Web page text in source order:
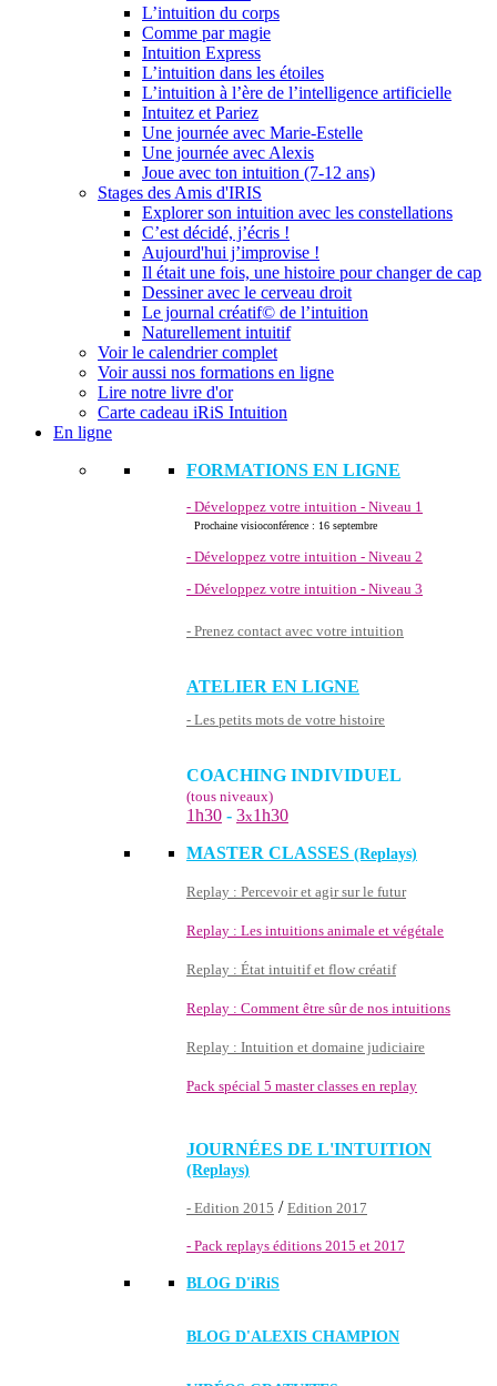
L’intuition du corps
Comme par magie
Intuition Express
L’intuition dans les étoiles
L’intuition à l’ère de l’intelligence artificielle
Intuitez et Pariez
Une journée avec Marie-Estelle
Une journée avec Alexis
Joue avec ton intuition (7-12 ans)
Stages des Amis d'IRIS
Explorer son intuition avec les constellations
C’est décidé, j’écris !
Aujourd'hui j’improvise !
Il était une fois, une histoire pour changer de cap
Dessiner avec le cerveau droit
Le journal créatif© de l’intuition
Naturellement intuitif
Voir le calendrier complet
Voir aussi nos formations en ligne
Lire notre livre d'or
Carte cadeau iRiS Intuition
En ligne
FORMATIONS EN LIGNE
- Développez votre intuition - Niveau 1
Prochaine visioconférence : 16 septembre
- Développez votre intuition - Niveau 2
- Développez votre intuition - Niveau 3
- Prenez contact avec votre intuition
ATELIER EN LIGNE
- Les petits mots de votre histoire
COACHING INDIVIDUEL
(tous niveaux)
1h30 - 3x1h30
MASTER CLASSES (Replays)
Replay : Percevoir et agir sur le futur
Replay : Les intuitions animale et végétale
Replay : État intuitif et flow créatif
Replay : Comment être sûr de nos intuitions
Replay : Intuition et domaine judiciaire
Pack spécial 5 master classes en replay
JOURNÉES DE L'INTUITION
(Replays)
- Edition 2015 / Edition 2017
- Pack replays éditions 2015 et 2017
BLOG D'iRiS
BLOG D'ALEXIS CHAMPION